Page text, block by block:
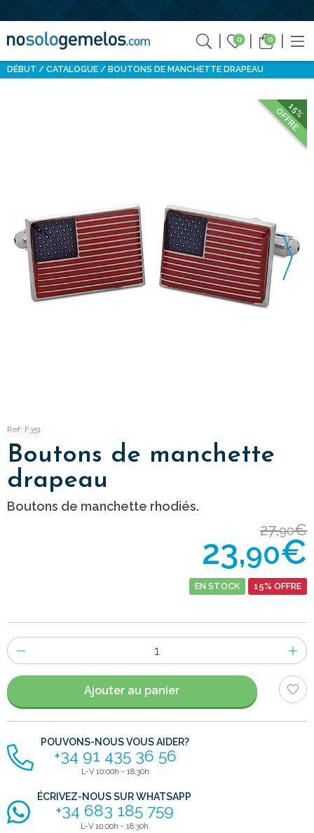
0 0
DÉBUT CATALOGUE BOUTONS DE MANCHETTE DRAPEAU
15%
OFFRE
Ref: F351
Boutons de manchette
drapeau
Boutons de manchette rhodiés.
27,90€
23,90€
EN STOCK 15% OFFRE
Nombre
d'items
Ajouter au panier
POUVONS-NOUS VOUS AIDER?
+34 91 435 36 56
L-V 10:00h - 18:30h
ÉCRIVEZ-NOUS SUR WHATSAPP
+34 683 185 759
L-V 10:00h - 18:30h